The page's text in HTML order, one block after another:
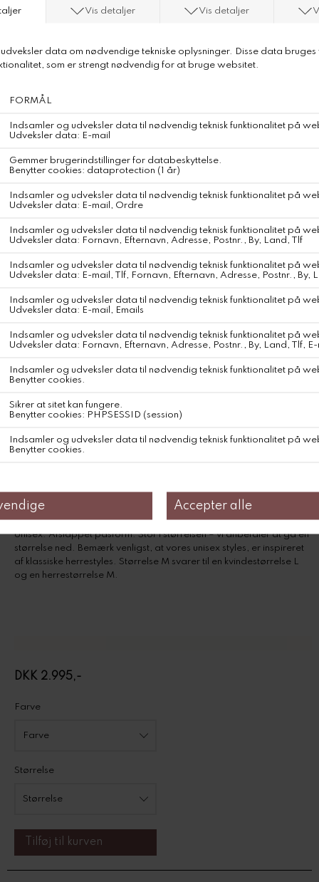
crewneck. En alsidig sweater med et let oversize snit, rund hals og
Aiayu shared er vores udvalg af unisex-styles, inspireret af den
delte garderobe. Tidløse styles i vores rene signaturmaterialer, i en
og mongolske kashmir-gederForarbejdet på en fabrik i Nepal der
er specialiseret i produktion af kashmire produkter. Fabrikken er
ansvarlighed. 'Undyed' – eller 'ufarvet' – betyder at råfibrene ikke
er indfarvede eller kemisk behandlet.
Farver der starter med 'pure' fremstår i deres naturlig tone uden
brug af farvestoffer. Helt igennem naturlig og nøjagtig som du vil
perfekte uperfektheder.
100% Kashmir – Nepal
Unisex. Afslappet pasform. Stor i størrelsen – vi anbefaler at gå en
størrelse ned. Bemærk venligst, at vores unisex styles, er inspireret
af klassiske herrestyles. Størrelse M svarer til en kvindestørrelse L
og en herrestørrelse M.
DKK 2.995,-
Farve
Størrelse